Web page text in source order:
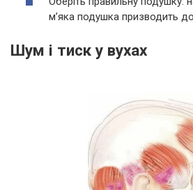
м’яка подушка призводить до
Шум і тиск у вухах